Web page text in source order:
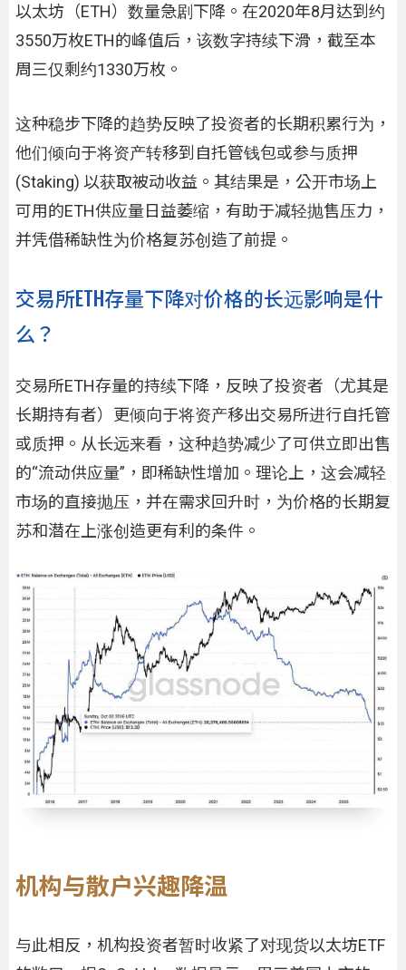
以太坊（ETH）数量急剧下降。在2020年8月达到约
3550万枚ETH的峰值后，该数字持续下滑，截至本
周三仅剩约1330万枚。
这种稳步下降的趋势反映了投资者的长期积累行为，
他们倾向于将资产转移到自托管钱包或参与质押
(Staking) 以获取被动收益。其结果是，公开市场上
可用的ETH供应量日益萎缩，有助于减轻抛售压力，
并凭借稀缺性为价格复苏创造了前提。
交易所ETH存量下降对价格的长远影响是什
么？
交易所ETH存量的持续下降，反映了投资者（尤其是
长期持有者）更倾向于将资产移出交易所进行自托管
或质押。从长远来看，这种趋势减少了可供立即出售
的“流动供应量”，即稀缺性增加。理论上，这会减轻
市场的直接抛压，并在需求回升时，为价格的长期复
苏和潜在上涨创造更有利的条件。
机构与散户兴趣降温
与此相反，机构投资者暂时收紧了对现货以太坊ETF